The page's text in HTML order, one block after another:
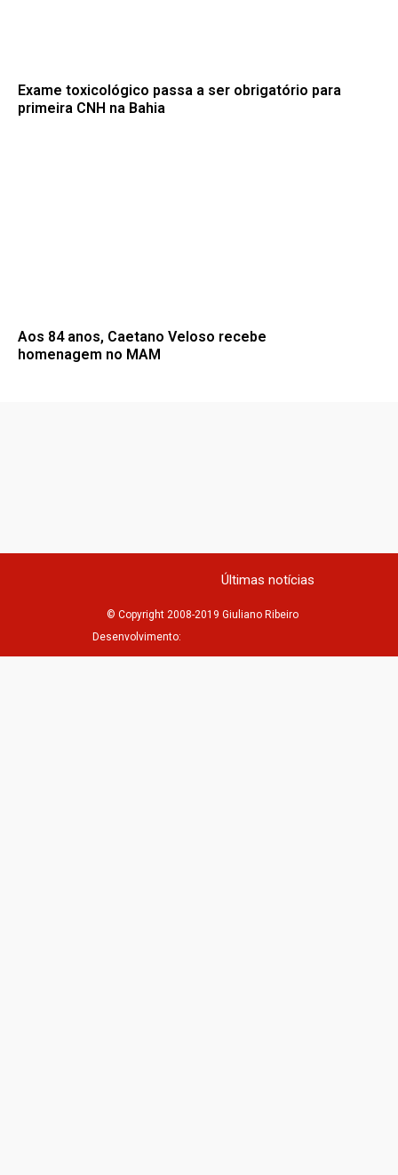
Exame toxicológico passa a ser obrigatório para
primeira CNH na Bahia
Aos 84 anos, Caetano Veloso recebe
homenagem no MAM
Últimas notícias
© Copyright 2008-2019 Giuliano Ribeiro
Desenvolvimento: